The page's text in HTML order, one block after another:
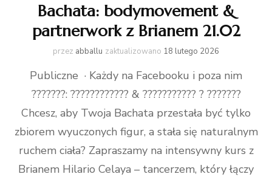
Bachata: bodymovement &
partnerwork z Brianem 21.02
przez abballu zaktualizowano 18 lutego 2026
Publiczne · Każdy na Facebooku i poza nim
???????: ???????????? & ??????????? ? ???????
Chcesz, aby Twoja Bachata przestała być tylko
zbiorem wyuczonych figur, a stała się naturalnym
ruchem ciała? Zapraszamy na intensywny kurs z
Brianem Hilario Celaya – tancerzem, który łączy